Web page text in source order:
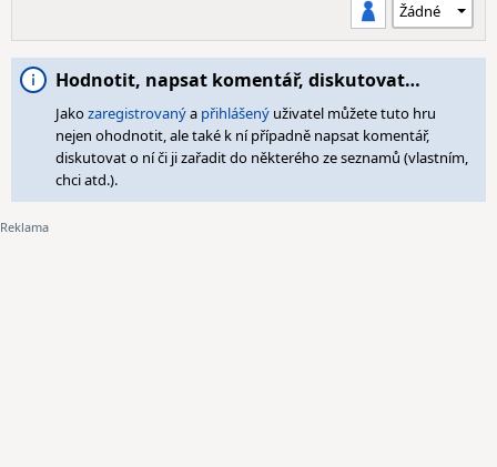
Hodnotit, napsat komentář, diskutovat…
Jakozaregistrovanýa přihlášený uživatel můžete tuto hru
nejen ohodnotit, ale také k ní případně napsat komentář,
diskutovat o ní či ji zařadit do některého ze seznamů (vlastním,
chci atd.).